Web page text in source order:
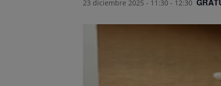
23 diciembre 2025 - 11:30 - 12:30